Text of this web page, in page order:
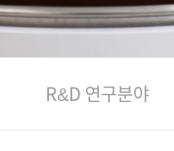
R&D 연구분야